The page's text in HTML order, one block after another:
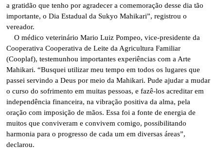
a gratidão que tenho por agradecer a comemoração desse dia tão
importante, o Dia Estadual da Sukyo Mahikari”, registrou o
vereador.
O médico veterinário Mario Luiz Pompeo, vice-presidente da
Cooperativa Cooperativa de Leite da Agricultura Familiar
(Cooplaf), testemunhou importantes experiências com a Arte
Mahikari. “Busquei utilizar meu tempo em todos os lugares que
passei servindo a Deus por meio da Mahikari. Pude ajudar a mudar
o curso do sofrimento em muitas pessoas, e fazê-los acreditar em
independência financeira, na vibração positiva da alma, pela
oração com imposição de mãos. Essa foi a fonte de energia de
muitos que conviveram e convivem comigo, possibilitando
harmonia para o progresso de cada um em diversas áreas”,
declarou.